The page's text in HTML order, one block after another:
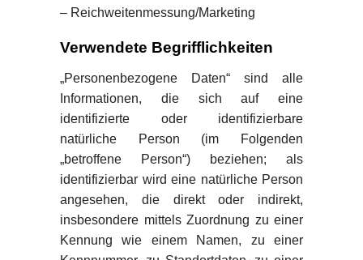
– Reichweitenmessung/Marketing
Verwendete Begrifflichkeiten
„Personenbezogene Daten“ sind alle
Informationen, die sich auf eine
identifizierte oder identifizierbare
natürliche Person (im Folgenden
„betroffene Person“) beziehen; als
identifizierbar wird eine natürliche Person
angesehen, die direkt oder indirekt,
insbesondere mittels Zuordnung zu einer
Kennung wie einem Namen, zu einer